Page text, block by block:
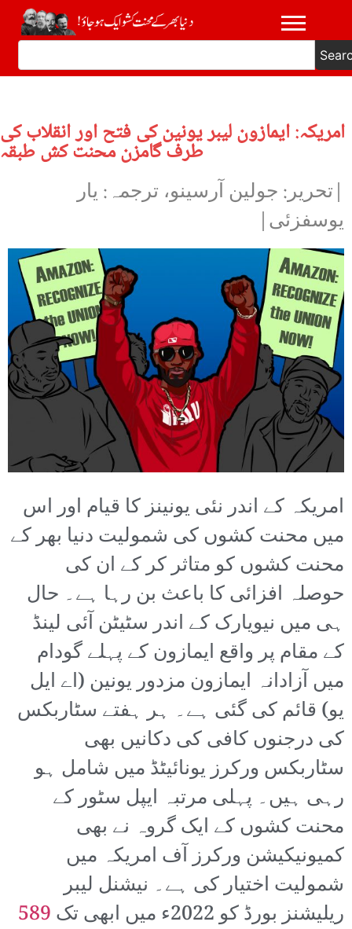
امریکہ: ایمازون لیبر یونین کی فتح اور انقلاب کی
طرف گامزن محنت کش طبقہ
|تحریر: جولین آرسینو، ترجمہ: یار
یوسفزئی|
امریکہ کے اندر نئی یونینز کا قیام اور اس
میں محنت کشوں کی شمولیت دنیا بھر کے
محنت کشوں کو متاثر کر کے ان کی
حوصلہ افزائی کا باعث بن رہا ہے۔ حال
ہی میں نیویارک کے اندر سٹیٹن آئی لینڈ
کے مقام پر واقع ایمازون کے پہلے گودام
میں آزادانہ ایمازون مزدور یونین (اے ایل
یو) قائم کی گئی ہے۔ ہر ہفتے سٹاربکس
کی درجنوں کافی کی دکانیں بھی
سٹاربکس ورکرز یونائیٹڈ میں شامل ہو
رہی ہیں۔ پہلی مرتبہ ایپل سٹور کے
محنت کشوں کے ایک گروہ نے بھی
کمیونیکیشن ورکرز آف امریکہ میں
شمولیت اختیار کی ہے۔ نیشنل لیبر
ریلیشنز بورڈ کو 2022ء میں ابھی تک
589